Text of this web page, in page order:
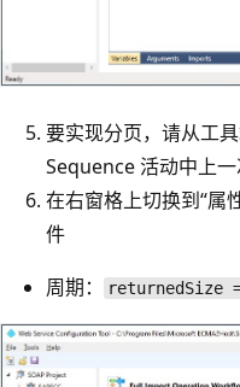
要实现分页，请从工
Sequence 活动中上一
在右窗格上切换到“属
件
周期：
returnedSize